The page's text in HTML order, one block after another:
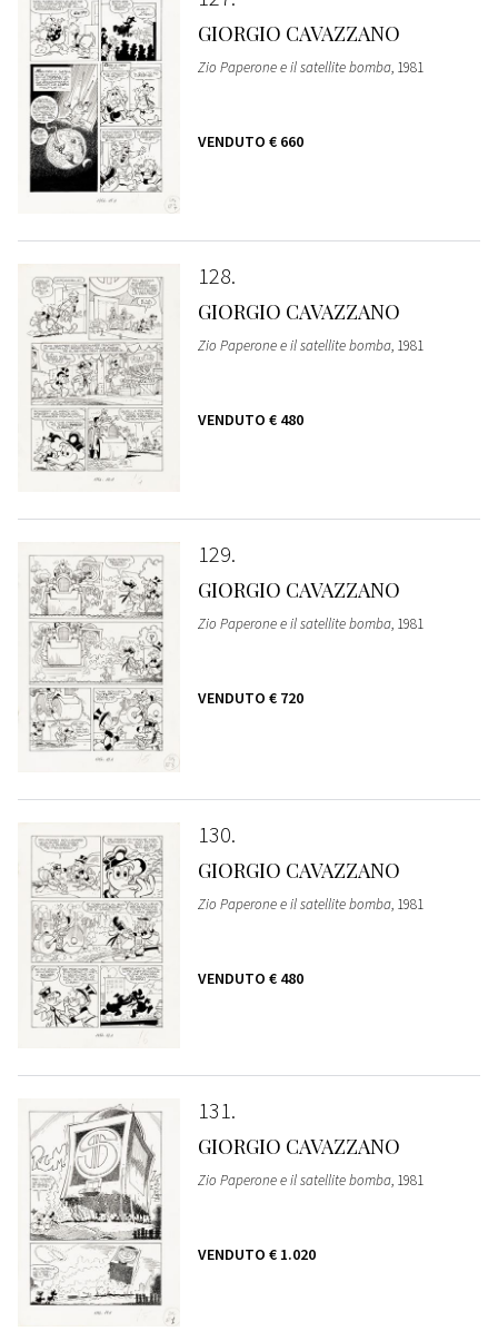
GIORGIO CAVAZZANO
Zio Paperone e il satellite bomba, 1981
VENDUTO € 660
128
GIORGIO CAVAZZANO
Zio Paperone e il satellite bomba, 1981
VENDUTO € 480
129
GIORGIO CAVAZZANO
Zio Paperone e il satellite bomba, 1981
VENDUTO € 720
130
GIORGIO CAVAZZANO
Zio Paperone e il satellite bomba, 1981
VENDUTO € 480
131
GIORGIO CAVAZZANO
Zio Paperone e il satellite bomba, 1981
VENDUTO € 1.020